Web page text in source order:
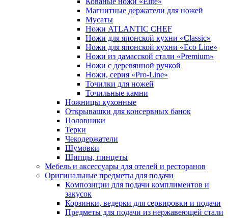
Магнитные держатели для ножей
Мусаты
Ножи ATLANTIC CHEF
Ножи для японской кухни «Classic»
Ножи для японской кухни «Eco Line»
Ножи из дамасской стали «Premium»
Ножи с деревянной ручкой
Ножи, серия «Pro-Line»
Точилки для ножей
Точильные камни
Ножницы кухонные
Открывашки для консервных банок
Половники
Терки
Чекодержатели
Шумовки
Щипцы, пинцеты
Мебель и аксессуары для отелей и ресторанов
Оригинальные предметы для подачи
Композиции для подачи комплиментов и
закусок
Корзинки, ведерки для сервировки и подачи
Предметы для подачи из нержавеющей стали